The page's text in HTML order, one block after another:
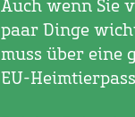
Auch wenn Sie
paar Dinge
muss über eine
EU-